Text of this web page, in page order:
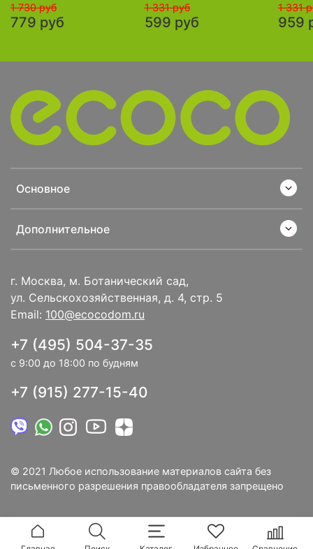
1 730 руб
779 руб
1 331 руб
599 руб
1 331
959
г. Москва, м. Ботанический сад,
ул. Сельскохозяйственная, д. 4, стр. 5
Email: 100@ecocodom.ru
+7 (495) 504-37-35
с 9:00 до 18:00 по будням
+7 (915) 277-15-40
Основное
Дополнительное
© 2021 Любое использование материалов сайта без
письменного разрешения правообладателя запрещено